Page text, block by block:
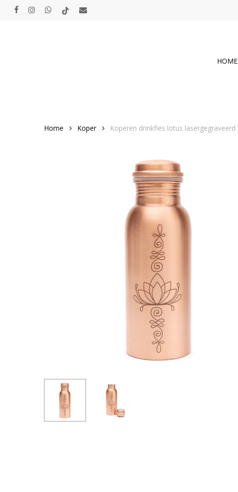
facebookinstagramwhatsapp
tiktok email
Hit enter to search or ESC to close
HOME
Home Koper Koperen drinkfles lotus lasergegraveerd